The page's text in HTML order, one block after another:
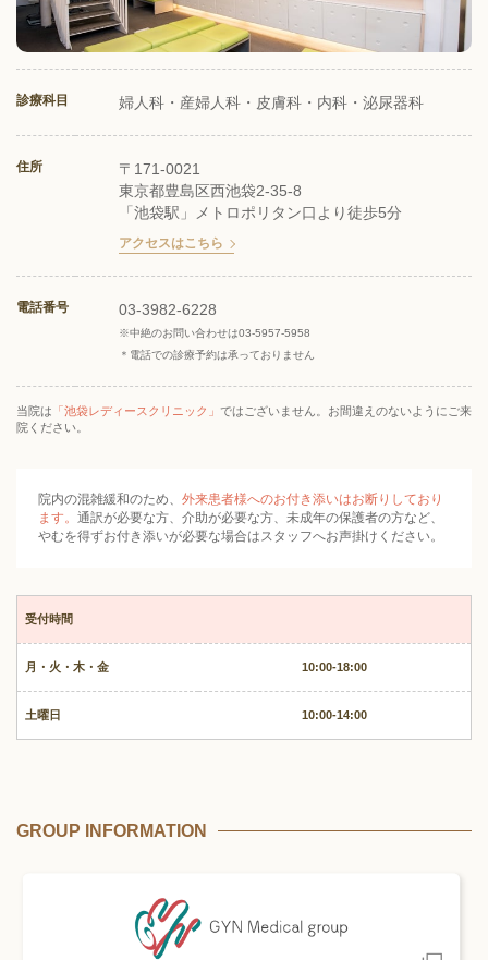
診療科目 婦人科・産婦人科・皮膚科・内科・泌尿器科
住所
〒171-0021
東京都豊島区西池袋2-35-8
「池袋駅」メトロポリタン口より徒歩5分
アクセスはこちら
電話番号 03-3982-6228
※中絶のお問い合わせは03-5957-5958
＊電話での診療予約は承っておりません
当院は 「池袋レディースクリニック」 ではございません。お間違えのないようにご来
院ください。
院内の混雑緩和のため、 外来患者様へのお付き添いはお断りしており
ます。 通訳が必要な方、介助が必要な方、未成年の保護者の方など、
やむを得ずお付き添いが必要な場合はスタッフへお声掛けください。
受付時間
月・火・木・金 10:00-18:00
土曜日 10:00-14:00
GROUP INFORMATION